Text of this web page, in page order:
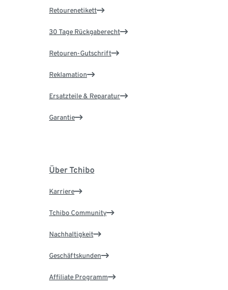
Retourenetikett
30 Tage Rückgaberecht
Retouren-Gutschrift
Reklamation
Ersatzteile & Reparatur
Garantie
Über Tchibo
Karriere
Tchibo Community
Nachhaltigkeit
Geschäftskunden
Affiliate Programm